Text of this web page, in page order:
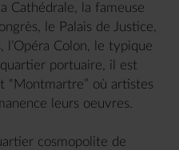
Cathédrale, la fameuse
le Palais de Justice,
l’Opéra Colon, le typique
portuaire, il est
“Montmartre” où artistes
leurs oeuvres.
cosmopolite de